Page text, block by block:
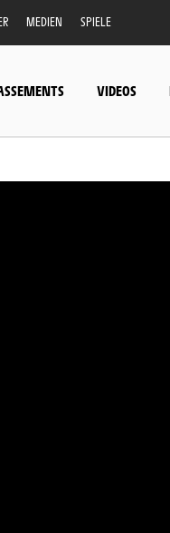
MEDIEN SPIELE
VIDEOS